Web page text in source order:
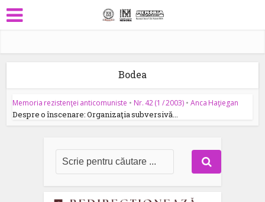
Bodea
Memoria rezistenţei anticomuniste • Nr. 42 (1 / 2003) • Anca Haţiegan
Despre o înscenare: Organizaţia subversivă...